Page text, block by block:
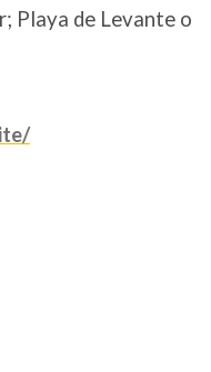
Playa de Levante o